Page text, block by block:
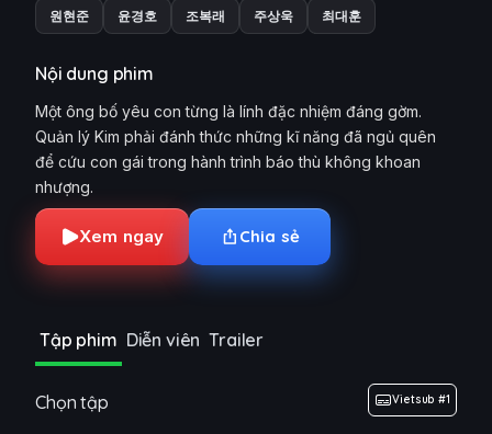
원현준 윤경호 조복래 주상욱 최대훈
Nội dung phim
Một ông bố yêu con từng là lính đặc nhiệm đáng gờm.
Quản lý Kim phải đánh thức những kĩ năng đã ngủ quên
để cứu con gái trong hành trình báo thù không khoan
nhượng.
Xem ngay Chia sẻ
Tập phim Diễn viên Trailer
Chọn tập Vietsub #1